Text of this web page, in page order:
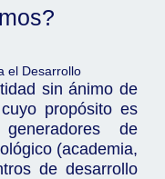
el Desarrollo
sin ánimo de
propósito es
de
(academia,
de desarrollo